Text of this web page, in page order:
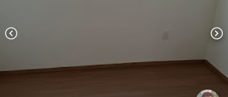
chevron_left chevron_right